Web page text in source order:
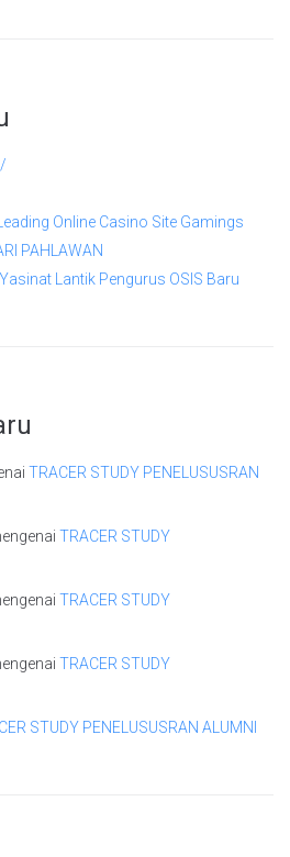
Online Casino Site Gamings
PAHLAWAN
Lantik Pengurus OSIS Baru
TRACER STUDY PENELUSUSRAN
TRACER STUDY
TRACER STUDY
TRACER STUDY
STUDY PENELUSUSRAN ALUMNI